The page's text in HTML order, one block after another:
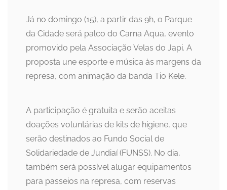
Já no domingo (15), a partir das 9h, o Parque
da Cidade será palco do Carna Aqua, evento
promovido pela Associação Velas do Japi. A
proposta une esporte e música às margens da
represa, com animação da banda Tio Kele.
A participação é gratuita e serão aceitas
doações voluntárias de kits de higiene, que
serão destinados ao Fundo Social de
Solidariedade de Jundiaí (FUNSS). No dia,
também será possível alugar equipamentos
para passeios na represa, com reservas